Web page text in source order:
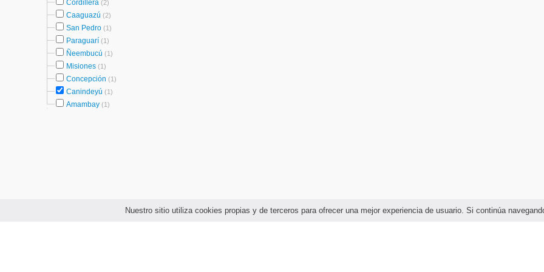
Nuestro sitio utiliza cookies propias y de terceros para ofrecer una mejor experiencia de usuario. Si continúa
Cordillera (2)
Caaguazú (2)
San Pedro (1)
Paraguarí (1)
Ñeembucú (1)
Misiones (1)
Concepción (1)
Canindeyú (1)
Amambay (1)